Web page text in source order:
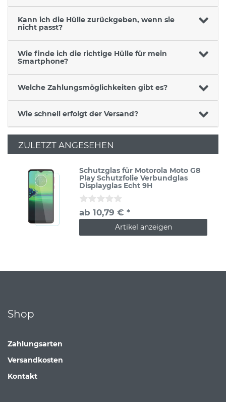
Kann ich die Hülle zurückgeben, wenn sie
nicht passt?
Wie finde ich die richtige Hülle für mein
Smartphone?
Welche Zahlungsmöglichkeiten gibt es?
Wie schnell erfolgt der Versand?
ZULETZT ANGESEHEN
Schutzglas für Motorola Moto G8
Play Schutzfolie Verbundglas
Displayglas Echt 9H
ab 10,79 € *
Artikel anzeigen
Shop
Zahlungsarten
Versandkosten
Kontakt